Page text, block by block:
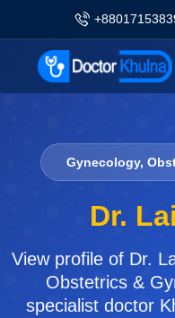
Gynecology,
Dr.
View profile of Dr.
Obstetrics &
specialist doctor